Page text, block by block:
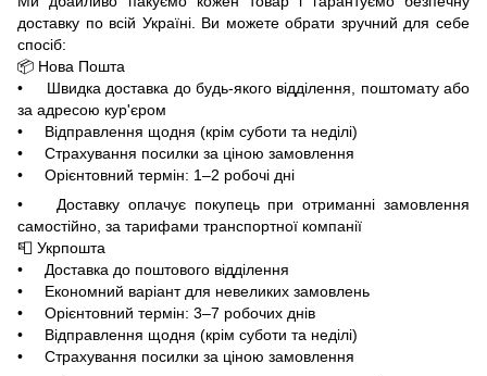
доставку по всій Україні. Ви можете обрати зручний для себе
спосіб:
📦 Нова Пошта
• Швидка доставка до будь-якого відділення, поштомату або
за адресою кур'єром
• Відправлення щодня (крім суботи та неділі)
• Страхування посилки за ціною замовлення
• Орієнтовний термін: 1–2 робочі дні
• Доставку оплачує покупець при отриманні замовлення
самостійно, за тарифами транспортної компанії
📮 Укрпошта
• Доставка до поштового відділення
• Економний варіант для невеликих замовлень
• Орієнтовний термін: 3–7 робочих днів
• Відправлення щодня (крім суботи та неділі)
• Страхування посилки за ціною замовлення